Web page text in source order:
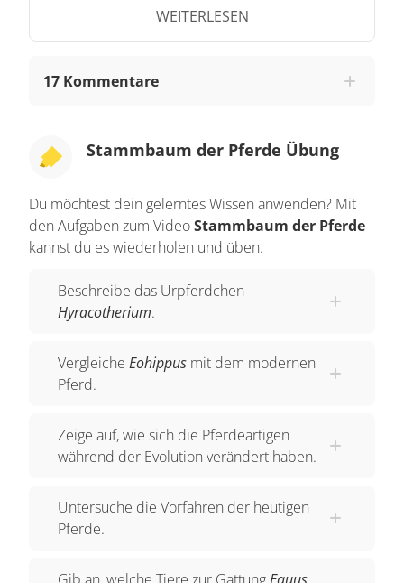
von früher lebenden Pferden gefunden hat. Wir
sich die Pferde hinsichtlich ihrer Größe, ihres
Hyracotherium
Aber wie kam es im Laufe der Evolution zur
Entstehung der Gattung Equus? Dazu müssen
wir uns auf eine Reise durch die Evolution
Eozän
beginnt. Zu dieser Zeit lebte nämlich der
DiesesUrpferdchen* wird auch als
Hyracotherium
Nordamerika aber auch in Europa, Asien und
haben: Es hatte eine Schulterhöhe von etwa 30
und einen langen Schwanz.
WEITERLESEN
17 Kommentare
Stammbaum der Pferde Übung
Du möchtest dein gelerntes Wissen anwenden? Mit
den Aufgaben zum VideoStammbaum der Pferde
kannst du es wiederholen und üben.
Beschreibe das Urpferdchen
Hyracotherium.
Vergleiche Eohippus mit dem modernen
Pferd.
Zeige auf, wie sich die Pferdeartigen
während der Evolution verändert haben.
Untersuche die Vorfahren der heutigen
Pferde.